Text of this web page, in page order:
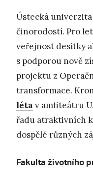
Ústecká
činorodostí. Pro
veřejnost desítky
s podporou nově
projektu z
transformace.
léta v amfiteátru
řadu atraktivních
dospělé různých
Fakulta životního